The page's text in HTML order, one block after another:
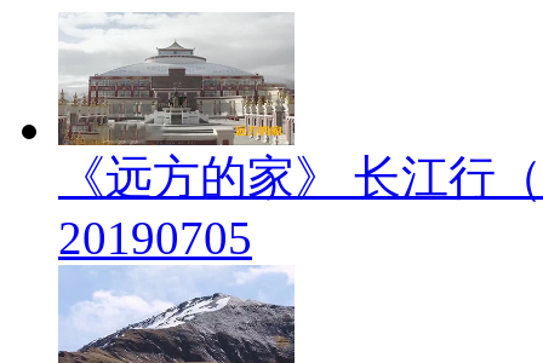
《远方的家》 长江行
20190705